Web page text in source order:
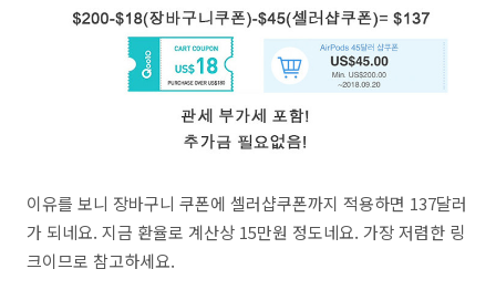
이유를 보니 장바구니 쿠폰에 셀러샵쿠폰까지 적용하면 137달러
가 되네요. 지금 환율로 계산상 15만원 정도네요. 가장 저렴한 링
크이므로 참고하세요.